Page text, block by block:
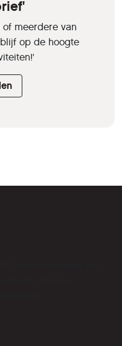
meerdere van
op de hoogte